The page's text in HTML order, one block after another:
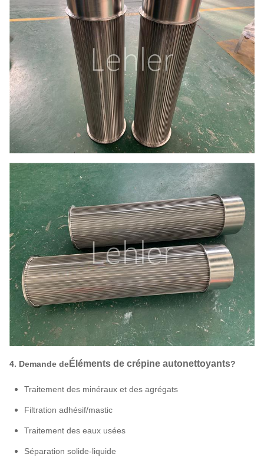
4. Demande deÉléments de crépine autonettoyants?
Traitement des minéraux et des agrégats
Filtration adhésif/mastic
Traitement des eaux usées
Séparation solide-liquide